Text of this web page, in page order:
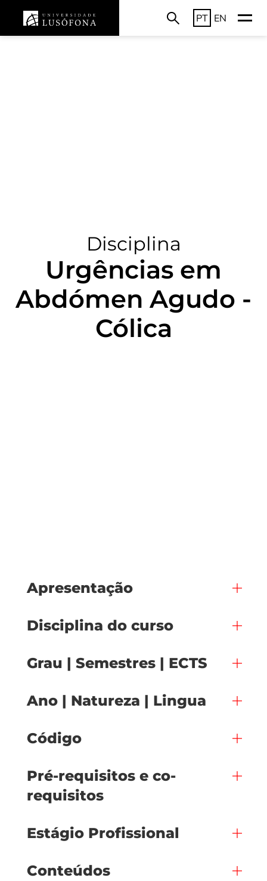
PT EN
Disciplina
Urgências em
Abdómen Agudo -
Cólica
Apresentação
Disciplina do curso
Grau | Semestres | ECTS
Ano | Natureza | Lingua
Código
Pré-requisitos e co-
requisitos
Estágio Profissional
Conteúdos